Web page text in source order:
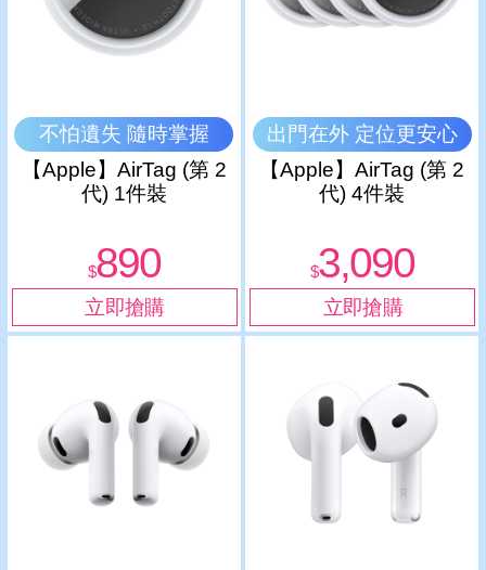
不怕遺失 隨時掌握
【Apple】AirTag (第 2
代) 1件裝
$890
出門在外 定位更安心
【Apple】AirTag (第 2
代) 4件裝
$3,090